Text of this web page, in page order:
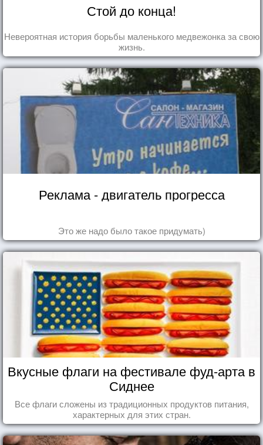
Стой до конца!
Невероятная история борьбы маленького медвежонка за свою
жизнь.
Реклама - двигатель прогресса
Это же надо было такое придумать)
Вкусные флаги на фестивале фуд-арта в
Сиднее
Все флаги сложены из традиционных продуктов питания,
характерных для этих стран.